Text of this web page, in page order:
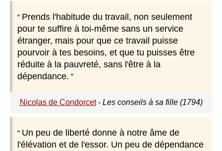
Prends l'habitude du travail, non seulement
pour te suffire à toi-même sans un service
étranger, mais pour que ce travail puisse
pourvoir à tes besoins, et que tu puisses être
réduite à la pauvreté, sans l'être à la
dépendance.
Nicolas de Condorcet- Les conseils à sa fille (1794)
Un peu de liberté donne à notre âme de
l'élévation et de l'essor. Un peu de dépendance